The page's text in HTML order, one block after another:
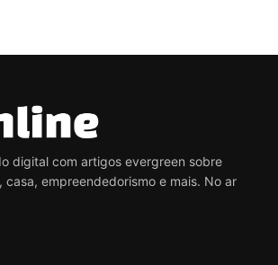
digital com artigos evergreen sobre
casa, empreendedorismo e mais. No ar